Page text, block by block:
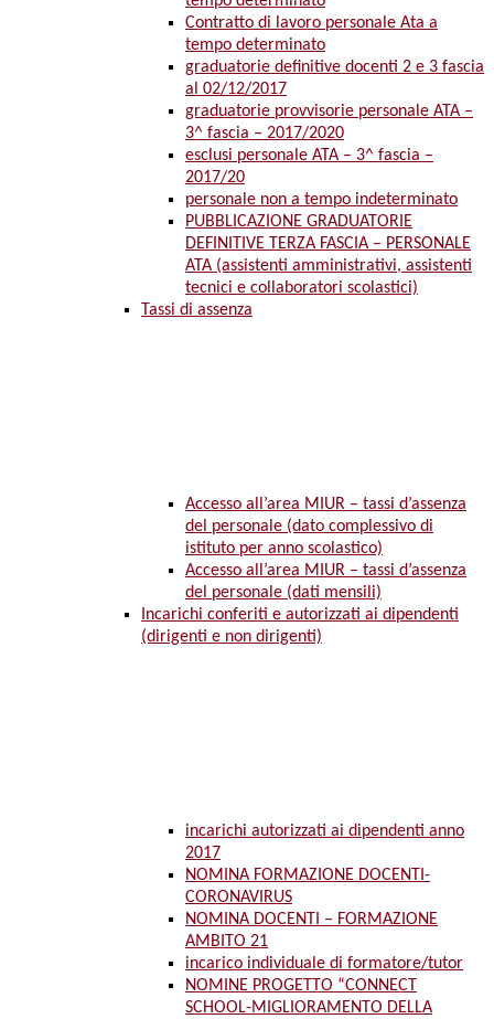
Contratto di lavoro personale Ata a
tempo determinato
graduatorie definitive docenti 2 e 3 fascia
al 02/12/2017
graduatorie provvisorie personale ATA –
3^ fascia – 2017/2020
esclusi personale ATA – 3^ fascia –
2017/20
personale non a tempo indeterminato
PUBBLICAZIONE GRADUATORIE
DEFINITIVE TERZA FASCIA – PERSONALE
ATA (assistenti amministrativi, assistenti
tecnici e collaboratori scolastici)
Tassi di assenza
Accesso all’area MIUR – tassi d’assenza
del personale (dato complessivo di
istituto per anno scolastico)
Accesso all’area MIUR – tassi d’assenza
del personale (dati mensili)
Incarichi conferiti e autorizzati ai dipendenti
(dirigenti e non dirigenti)
incarichi autorizzati ai dipendenti anno
2017
NOMINA FORMAZIONE DOCENTI-
CORONAVIRUS
NOMINA DOCENTI – FORMAZIONE
AMBITO 21
incarico individuale di formatore/tutor
NOMINE PROGETTO “CONNECT
SCHOOL-MIGLIORAMENTO DELLA